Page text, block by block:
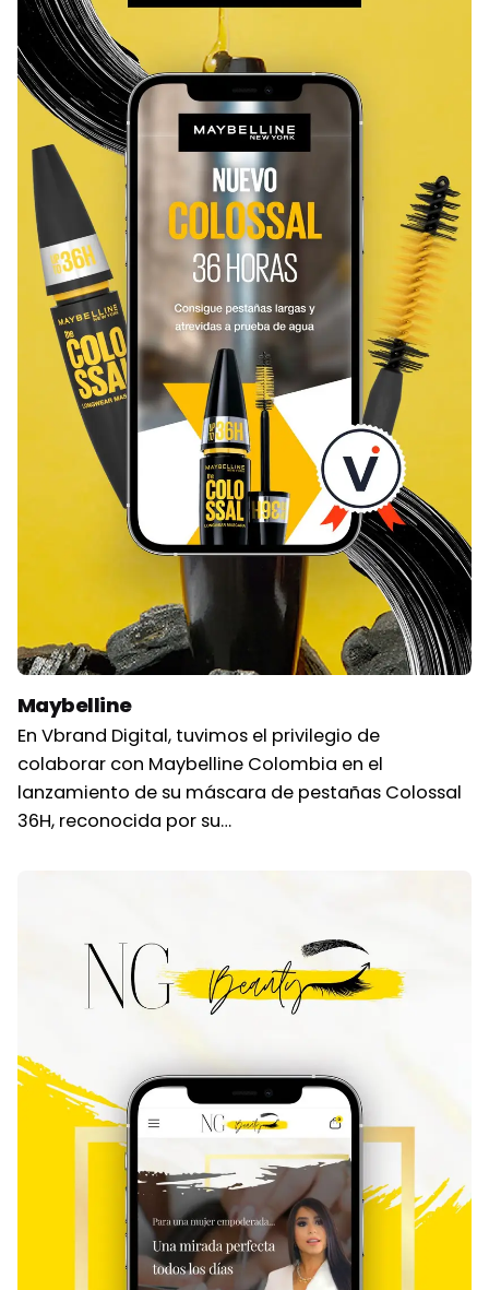
Maybelline
En Vbrand Digital, tuvimos el privilegio de
colaborar con Maybelline Colombia en el
lanzamiento de su máscara de pestañas Colossal
36H, reconocida por su…